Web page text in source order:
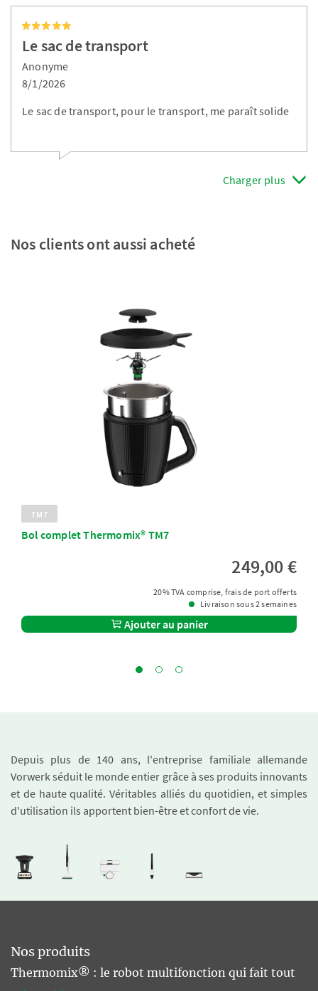
Le sac de transport
Anonyme
8/1/2026
Le sac de transport, pour le transport, me paraît solide
Charger plus
Nos clients ont aussi acheté
TM7
Bol complet Thermomix® TM7
249,00 €
20% TVA comprise, frais de port offerts
Livraison sous 2 semaines
Ajouter au panier
Depuis plus de 140 ans, l'entreprise familiale allemande
Vorwerk séduit le monde entier grâce à ses produits innovants
et de haute qualité. Véritables alliés du quotidien, et simples
d'utilisation ils apportent bien-être et confort de vie.
Nos produits
Thermomix® : le robot multifonction qui fait tout